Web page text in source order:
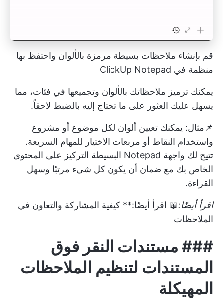
قم بإنشاء ملاحظات بسيطة مرمزة بالألوان واحتفظ بها
منظمة في ClickUp Notepad
يمكنك ترميز ملاحظاتك بالألوان وتجميعها في فئات، مما
يسهل عليك العثور على ما تحتاج إليه بالضبط لاحقاً.
📌مثال: يمكنك تعيين ألوان لكل موضوع أو مشروع
واستخدام النقاط أو مربعات الاختيار للمهام السريعة.
تتيح لك واجهة Notepad البسيطة التركيز على المحتوى
الخاص بك مع ضمان أن يكون كل شيء مرتبًا وسهل
القراءة.
اقرأ أيضًا:📖 اقرأ أيضًا:** كيفية المشاركة والتعاون في
الملاحظات
### مستندات النقر فوق
المستندات لتنظيم الملاحظات
المهيكلة